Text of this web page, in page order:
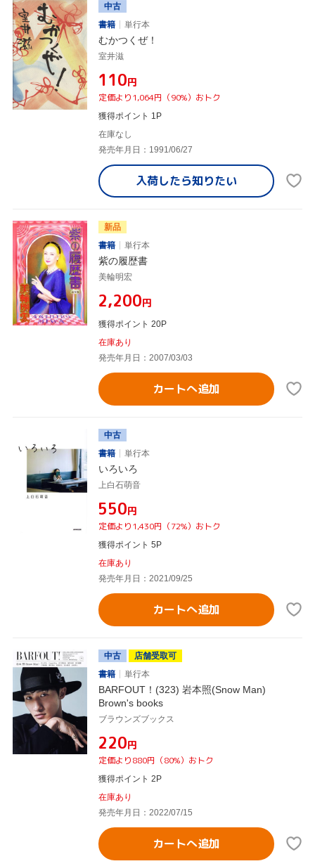
中古
書籍
単行本
むかつくぜ！
室井滋
¥110円
定価より1,064円（90%）おトク
獲得ポイント 1P
在庫なし
発売年月日：1991/06/27
入荷したら知りたい
新品
書籍
単行本
紫の履歴書
美輪明宏
¥2,200円
獲得ポイント 20P
在庫あり
発売年月日：2007/03/03
カートへ追加
中古
書籍
単行本
いろいろ
上白石萌音
¥550円
定価より1,430円（72%）おトク
獲得ポイント 5P
在庫あり
発売年月日：2021/09/25
カートへ追加
中古
店舗受取可
書籍
単行本
BARFOUT！(323) 岩本照(Snow Man)
Brown's books
ブラウンズブックス
¥220円
定価より880円（80%）おトク
獲得ポイント 2P
在庫あり
発売年月日：2022/07/15
カートへ追加